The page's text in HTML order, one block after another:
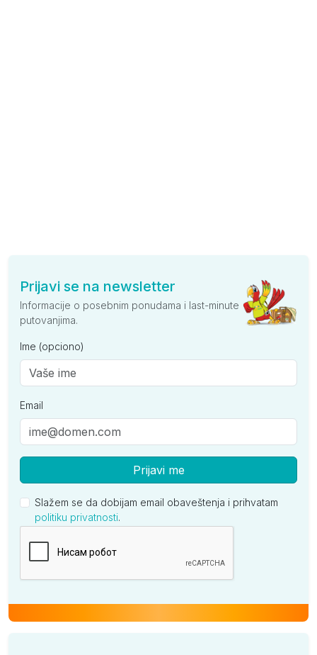
Prijavi se na newsletter
Informacije o posebnim ponudama i last-minute
putovanjima.
Ime (opciono)
Email
Prijavi me
Slažem se da dobijam email obaveštenja i prihvatam
politiku privatnosti.